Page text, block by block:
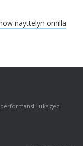
näyttelyn omilla
lüks gezi